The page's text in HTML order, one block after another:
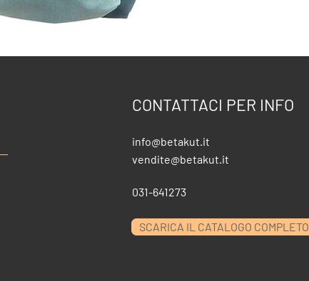
CONTATTACI PER INFO
info@betakut.it
vendite@betakut.it
031-641273
SCARICA IL CATALOGO COMPLETO